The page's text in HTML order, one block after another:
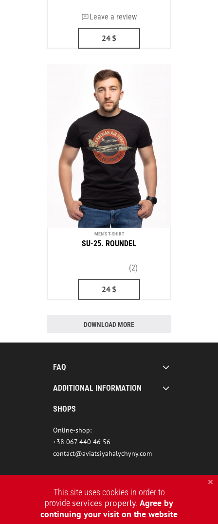
Leave a review
24 $
MEN'S T-SHIRT
SU-25. ROUNDEL
(2)
24 $
DOWNLOAD MORE
FAQ
ADDITIONAL INFORMATION
SHOPS
Online-shop:
+38 067 440 46 56
contact@aviatsiyahalychyny.com
This site uses cookies in order to
provideservices properly. Agree by
continuing your visit on the website